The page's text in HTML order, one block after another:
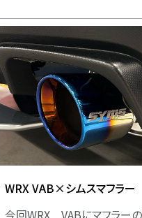
WRX VAB×シムスマフラー
今回WRX VABにマフラー